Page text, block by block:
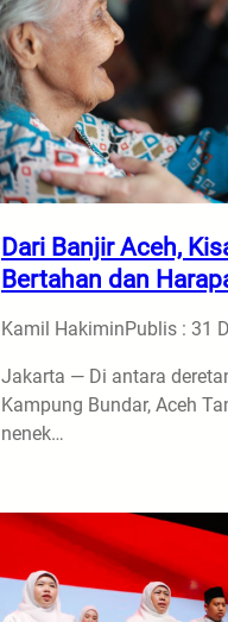
Dari Banjir Aceh,
Bertahan dan
Kamil HakiminPublis : 31
Jakarta — Di antara
Kampung Bundar, Aceh
nenek…